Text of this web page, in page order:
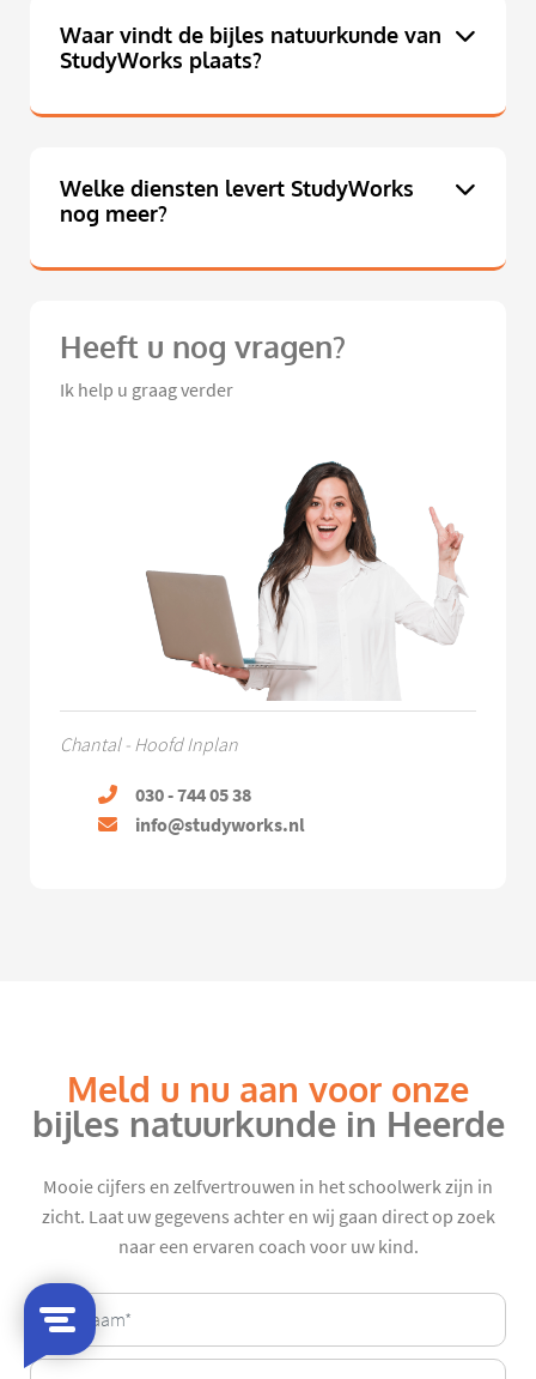
Waar vindt de bijles natuurkunde van
StudyWorks plaats?
Welke diensten levert StudyWorks
nog meer?
Heeft u nog vragen?
Ik help u graag verder
Chantal - Hoofd Inplan
030 - 744 05 38
info@studyworks.nl
Meld u nu aan voor onze
bijles natuurkunde in Heerde
Mooie cijfers en zelfvertrouwen in het schoolwerk zijn in
zicht. Laat uw gegevens achter en wij gaan direct op zoek
naar een ervaren coach voor uw kind.